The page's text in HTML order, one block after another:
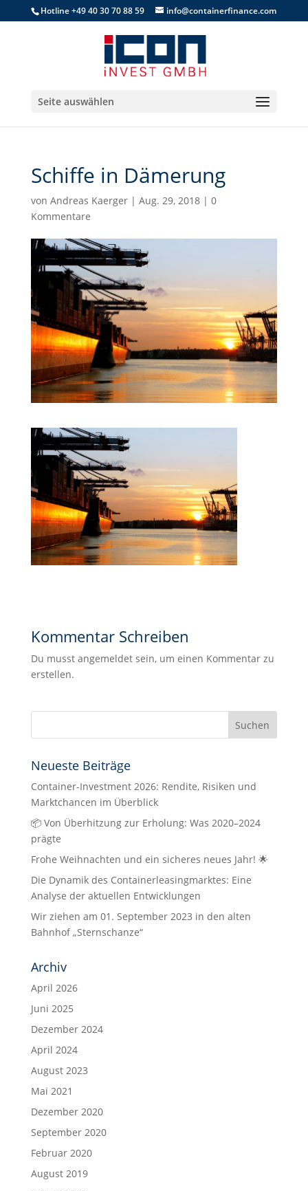
Hotline +49 40 30 70 88 59 info@containerfinance.com
Seite auswählen
Schiffe in Dämerung
von Andreas Kaerger| Aug. 29, 2018| 0
Kommentare
Kommentar Schreiben
Du musst angemeldet sein, um einen Kommentar zu
erstellen.
Neueste Beiträge
Container-Investment 2026: Rendite, Risiken und
Marktchancen im Überblick
📦 Von Überhitzung zur Erholung: Was 2020–2024
prägte
Frohe Weihnachten und ein sicheres neues Jahr! 🌟
Die Dynamik des Containerleasingmarktes: Eine
Analyse der aktuellen Entwicklungen
Wir ziehen am 01. September 2023 in den alten
Bahnhof „Sternschanze“
Archiv
April 2026
Juni 2025
Dezember 2024
April 2024
August 2023
Mai 2021
Dezember 2020
September 2020
Februar 2020
August 2019